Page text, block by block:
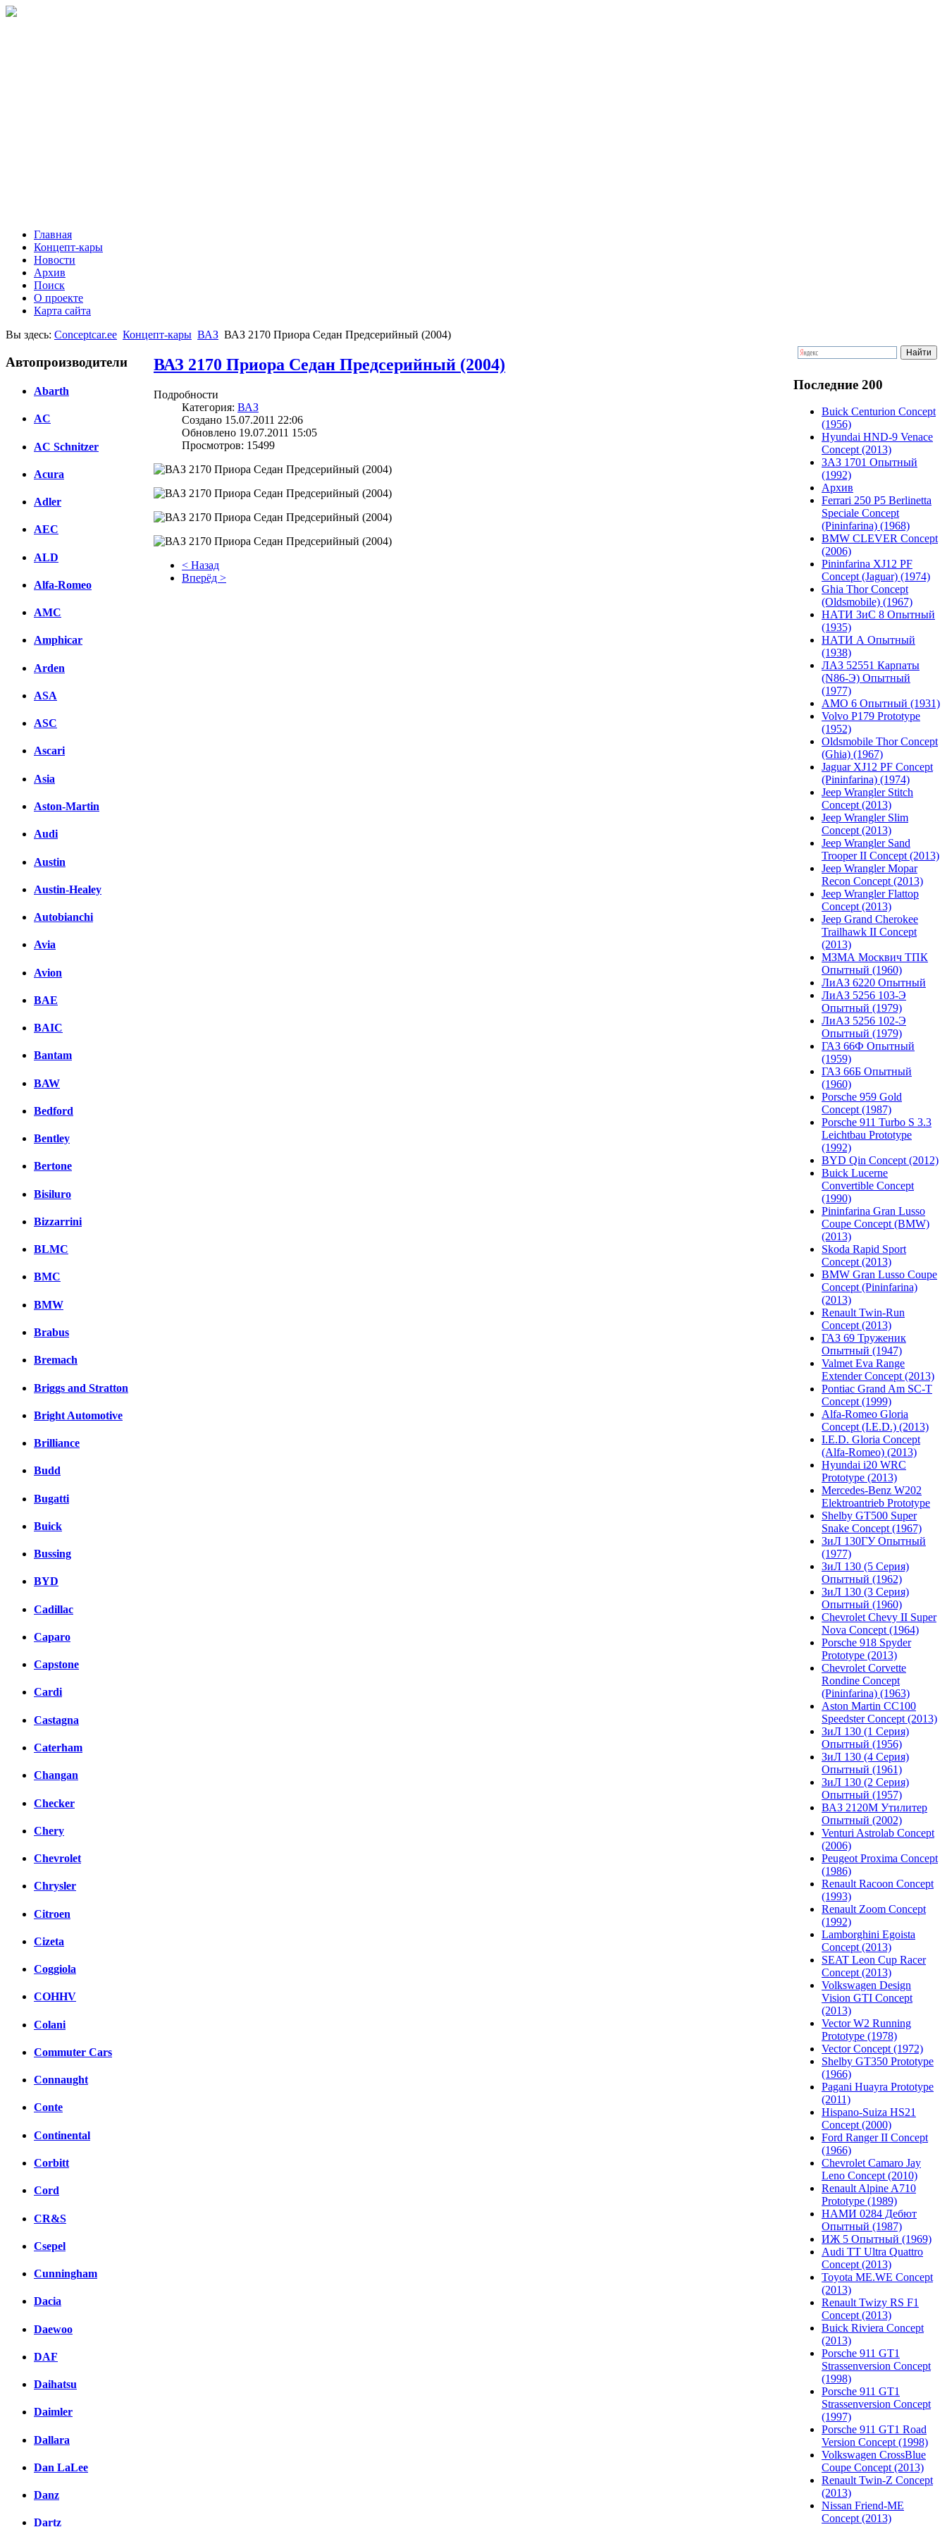
Главная
Концепт-кары
Новости
Архив
Поиск
О проекте
Карта сайта
Вы здесь: Conceptcar.ee Концепт-кары ВАЗ ВАЗ 2170 Приора Седан Предсерийный (2004)
Автопроизводители
Abarth
AC
AC Schnitzer
Acura
Adler
AEC
ALD
Alfa-Romeo
AMC
Amphicar
Arden
ASA
ASC
Ascari
Asia
Aston-Martin
Audi
Austin
Austin-Healey
Autobianchi
Avia
Avion
BAE
BAIC
Bantam
BAW
Bedford
Bentley
Bertone
Bisiluro
Bizzarrini
BLMC
BMC
BMW
Brabus
Bremach
Briggs and Stratton
Bright Automotive
Brilliance
Budd
Bugatti
Buick
Bussing
BYD
Cadillac
Caparo
Capstone
Cardi
Castagna
Caterham
Changan
Checker
Chery
Chevrolet
Chrysler
Citroen
Cizeta
Coggiola
COHHV
Colani
Commuter Cars
Connaught
Conte
Continental
Corbitt
Cord
CR&S
Csepel
Cunningham
Dacia
Daewoo
DAF
Daihatsu
Daimler
Dallara
Dan LaLee
Danz
Dartz
ВАЗ 2170 Приора Седан Предсерийный (2004)
Подробности
Категория: ВАЗ
Создано 15.07.2011 22:06
Обновлено 19.07.2011 15:05
Просмотров: 15499
< Назад
Вперёд >
Последние 200
Buick Centurion Concept
(1956)
Hyundai HND-9 Venace
Concept (2013)
ЗАЗ 1701 Опытный
(1992)
Архив
Ferrari 250 P5 Berlinetta
Speciale Concept
(Pininfarina) (1968)
BMW CLEVER Concept
(2006)
Pininfarina XJ12 PF
Concept (Jaguar) (1974)
Ghia Thor Concept
(Oldsmobile) (1967)
НАТИ ЗиС 8 Опытный
(1935)
НАТИ А Опытный
(1938)
ЛАЗ 52551 Карпаты
(N86-Э) Опытный
(1977)
АМО 6 Опытный (1931)
Volvo P179 Prototype
(1952)
Oldsmobile Thor Concept
(Ghia) (1967)
Jaguar XJ12 PF Concept
(Pininfarina) (1974)
Jeep Wrangler Stitch
Concept (2013)
Jeep Wrangler Slim
Concept (2013)
Jeep Wrangler Sand
Trooper II Concept (2013)
Jeep Wrangler Mopar
Recon Concept (2013)
Jeep Wrangler Flattop
Concept (2013)
Jeep Grand Cherokee
Trailhawk II Concept
(2013)
МЗМА Москвич ТПК
Опытный (1960)
ЛиАЗ 6220 Опытный
ЛиАЗ 5256 103-Э
Опытный (1979)
ЛиАЗ 5256 102-Э
Опытный (1979)
ГАЗ 66Ф Опытный
(1959)
ГАЗ 66Б Опытный
(1960)
Porsche 959 Gold
Concept (1987)
Porsche 911 Turbo S 3.3
Leichtbau Prototype
(1992)
BYD Qin Concept (2012)
Buick Lucerne
Convertible Concept
(1990)
Pininfarina Gran Lusso
Coupe Concept (BMW)
(2013)
Skoda Rapid Sport
Concept (2013)
BMW Gran Lusso Coupe
Concept (Pininfarina)
(2013)
Renault Twin-Run
Concept (2013)
ГАЗ 69 Труженик
Опытный (1947)
Valmet Eva Range
Extender Concept (2013)
Pontiac Grand Am SC-T
Concept (1999)
Alfa-Romeo Gloria
Concept (I.E.D.) (2013)
I.E.D. Gloria Concept
(Alfa-Romeo) (2013)
Hyundai i20 WRC
Prototype (2013)
Mercedes-Benz W202
Elektroantrieb Prototype
Shelby GT500 Super
Snake Concept (1967)
ЗиЛ 130ГУ Опытный
(1977)
ЗиЛ 130 (5 Серия)
Опытный (1962)
ЗиЛ 130 (3 Серия)
Опытный (1960)
Chevrolet Chevy II Super
Nova Concept (1964)
Porsche 918 Spyder
Prototype (2013)
Chevrolet Corvette
Rondine Concept
(Pininfarina) (1963)
Aston Martin CC100
Speedster Concept (2013)
ЗиЛ 130 (1 Серия)
Опытный (1956)
ЗиЛ 130 (4 Серия)
Опытный (1961)
ЗиЛ 130 (2 Серия)
Опытный (1957)
ВАЗ 2120М Утилитер
Опытный (2002)
Venturi Astrolab Concept
(2006)
Peugeot Proxima Concept
(1986)
Renault Racoon Concept
(1993)
Renault Zoom Concept
(1992)
Lamborghini Egoista
Concept (2013)
SEAT Leon Cup Racer
Concept (2013)
Volkswagen Design
Vision GTI Concept
(2013)
Vector W2 Running
Prototype (1978)
Vector Concept (1972)
Shelby GT350 Prototype
(1966)
Pagani Huayra Prototype
(2011)
Hispano-Suiza HS21
Concept (2000)
Ford Ranger II Concept
(1966)
Chevrolet Camaro Jay
Leno Concept (2010)
Renault Alpine A710
Prototype (1989)
НАМИ 0284 Дебют
Опытный (1987)
ИЖ 5 Опытный (1969)
Audi TT Ultra Quattro
Concept (2013)
Toyota ME.WE Concept
(2013)
Renault Twizy RS F1
Concept (2013)
Buick Riviera Concept
(2013)
Porsche 911 GT1
Strassenversion Concept
(1998)
Porsche 911 GT1
Strassenversion Concept
(1997)
Porsche 911 GT1 Road
Version Concept (1998)
Volkswagen CrossBlue
Coupe Concept (2013)
Renault Twin-Z Concept
(2013)
Nissan Friend-ME
Concept (2013)